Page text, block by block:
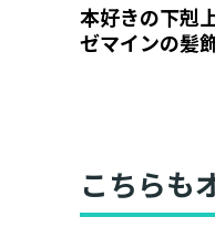
本好きの下剋
ゼマインの髪
こちらも